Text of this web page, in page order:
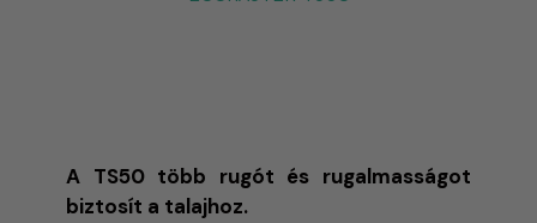
A TS50 több rugót és rugalmasságot
biztosít a talajhoz.